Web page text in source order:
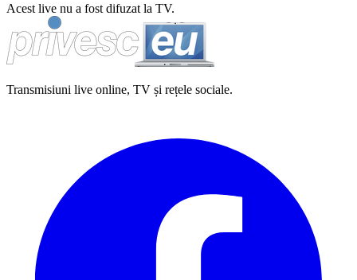
Acest live nu a fost difuzat la TV.
Transmisiuni live online, TV și rețele sociale.